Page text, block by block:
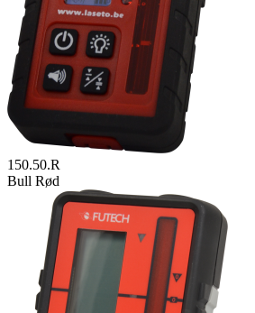
150.50.R
Bull Rød